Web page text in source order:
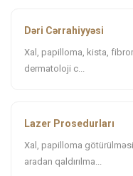
Dəri Cərrahiyyəsi
Xal, papilloma, kista,
dermatoloji c...
Lazer Prosedurları
Xal, papilloma
aradan qaldırılma...